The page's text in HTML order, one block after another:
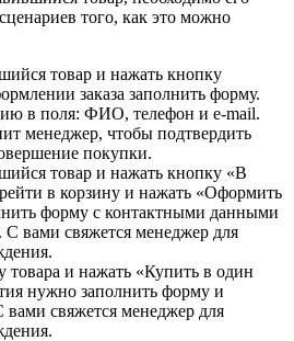
того, как это можно
товар и нажать кнопку
заказа заполнить форму.
в поля: ФИО, телефон и e-mail.
менеджер, чтобы подтвердить
покупки.
товар и нажать кнопку «В
в корзину и нажать «Оформить
форму с контактными данными
С вами свяжется менеджер для
товара и нажать «Купить в один
нужно заполнить форму и
вами свяжется менеджер для